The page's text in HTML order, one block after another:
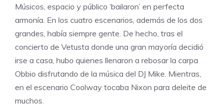
Músicos, espacio y público ‘bailaron’ en perfecta
armonía. En los cuatro escenarios, además de los dos
grandes, había siempre gente. De hecho, tras el
concierto de Vetusta donde una gran mayoría decidió
irse a casa, hubo quienes llenaron a rebosar la carpa
Obbio disfrutando de la música del DJ Mike. Mientras,
en el escenario Coolway tocaba Nixon para deleite de
muchos.